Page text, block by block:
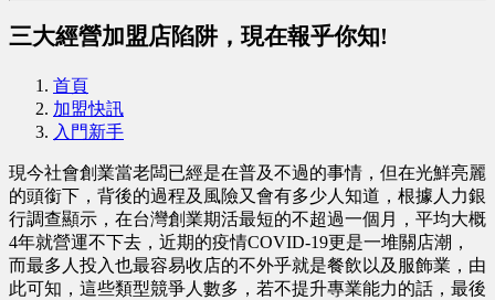
​三大經營加盟店陷阱，現在報乎你知!
首頁
加盟快訊
入門新手
現今社會創業當老闆已經是在普及不過的事情，但在光鮮亮麗
的頭銜下，背後的過程及風險又會有多少人知道，根據人力銀
行調查顯示，在台灣創業期活最短的不超過一個月，平均大概
4年就營運不下去，近期的疫情COVID-19更是一堆關店潮，
而最多人投入也最容易收店的不外乎就是餐飲以及服飾業，由
此可知，這些類型競爭人數多，若不提升專業能力的話，最後